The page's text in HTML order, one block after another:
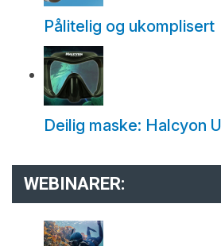
Pålitelig og ukomplisert
Deilig maske: Halcyon
WEBINARER: